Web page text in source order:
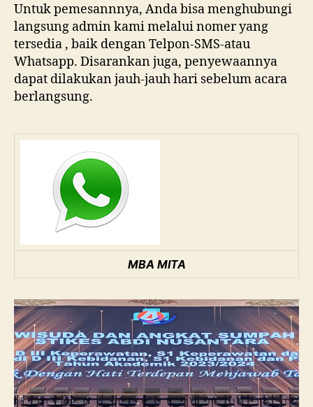
Untuk pemesannnya, Anda bisa menghubungi
langsung admin kami melalui nomer yang
tersedia , baik dengan Telpon-SMS-atau
Whatsapp. Disarankan juga, penyewaannya
dapat dilakukan jauh-jauh hari sebelum acara
berlangsung.
MBA MITA